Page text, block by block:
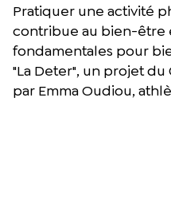
Pratiquer une activité
contribue au bien-être
fondamentales pour
"La Deter", un projet
par Emma Oudiou,